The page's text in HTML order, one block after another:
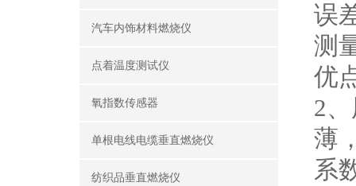
汽车内饰材料燃烧仪
点着温度测试仪
氧指数传感器
单根电线电缆垂直燃烧仪
纺织品垂直燃烧仪
误
测
优
2
薄
系